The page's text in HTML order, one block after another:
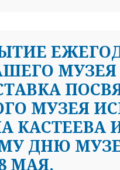
МУЗЕЯ
МУЗЕЯ
КАСТЕЕВА
ДНЮ
МАЯ.